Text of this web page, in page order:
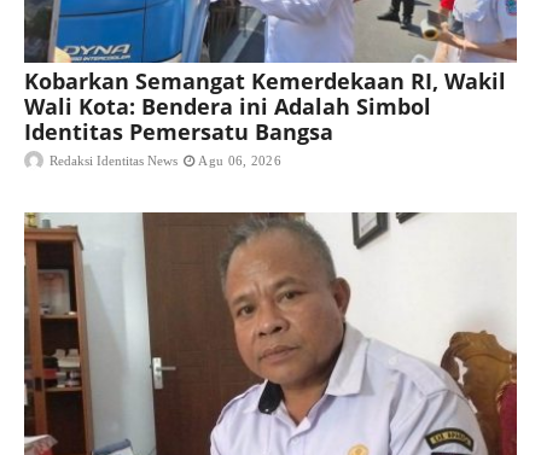
Kobarkan Semangat Kemerdekaan RI, Wakil
Wali Kota: Bendera ini Adalah Simbol
Identitas Pemersatu Bangsa
Redaksi Identitas News Agu 06, 2026